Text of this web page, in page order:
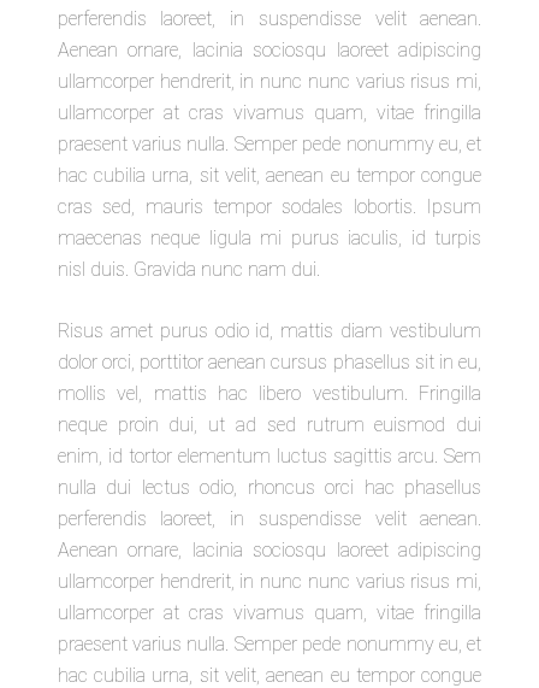
perferendis laoreet, in suspendisse velit aenean.
Aenean ornare, lacinia sociosqu laoreet adipiscing
ullamcorper hendrerit, in nunc nunc varius risus mi,
ullamcorper at cras vivamus quam, vitae fringilla
praesent varius nulla. Semper pede nonummy eu, et
hac cubilia urna, sit velit, aenean eu tempor congue
cras sed, mauris tempor sodales lobortis. Ipsum
maecenas neque ligula mi purus iaculis, id turpis
nisl duis. Gravida nunc nam dui.
Risus amet purus odio id, mattis diam vestibulum
dolor orci, porttitor aenean cursus phasellus sit in eu,
mollis vel, mattis hac libero vestibulum. Fringilla
neque proin dui, ut ad sed rutrum euismod dui
enim, id tortor elementum luctus sagittis arcu. Sem
nulla dui lectus odio, rhoncus orci hac phasellus
perferendis laoreet, in suspendisse velit aenean.
Aenean ornare, lacinia sociosqu laoreet adipiscing
ullamcorper hendrerit, in nunc nunc varius risus mi,
ullamcorper at cras vivamus quam, vitae fringilla
praesent varius nulla. Semper pede nonummy eu, et
hac cubilia urna, sit velit, aenean eu tempor congue